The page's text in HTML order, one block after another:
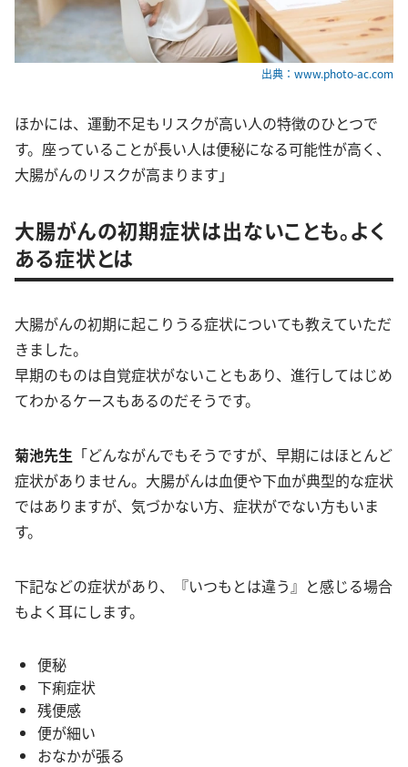
出典：www.photo-ac.com
ほかには、運動不足もリスクが高い人の特徴のひとつで
す。座っていることが長い人は便秘になる可能性が高く、
大腸がんのリスクが高まります」
大腸がんの初期症状は出ないことも。よく
ある症状とは
大腸がんの初期に起こりうる症状についても教えていただ
きました。
早期のものは自覚症状がないこともあり、進行してはじめ
てわかるケースもあるのだそうです。
菊池先生 「どんながんでもそうですが、早期にはほとんど
症状がありません。大腸がんは血便や下血が典型的な症状
ではありますが、気づかない方、症状がでない方もいま
す。
下記などの症状があり、『いつもとは違う』と感じる場合
もよく耳にします。
便秘
下痢症状
残便感
便が細い
おなかが張る